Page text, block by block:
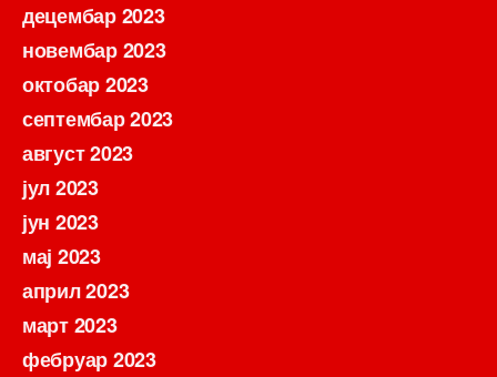
децембар 2023
новембар 2023
октобар 2023
септембар 2023
август 2023
јул 2023
јун 2023
мај 2023
април 2023
март 2023
фебруар 2023